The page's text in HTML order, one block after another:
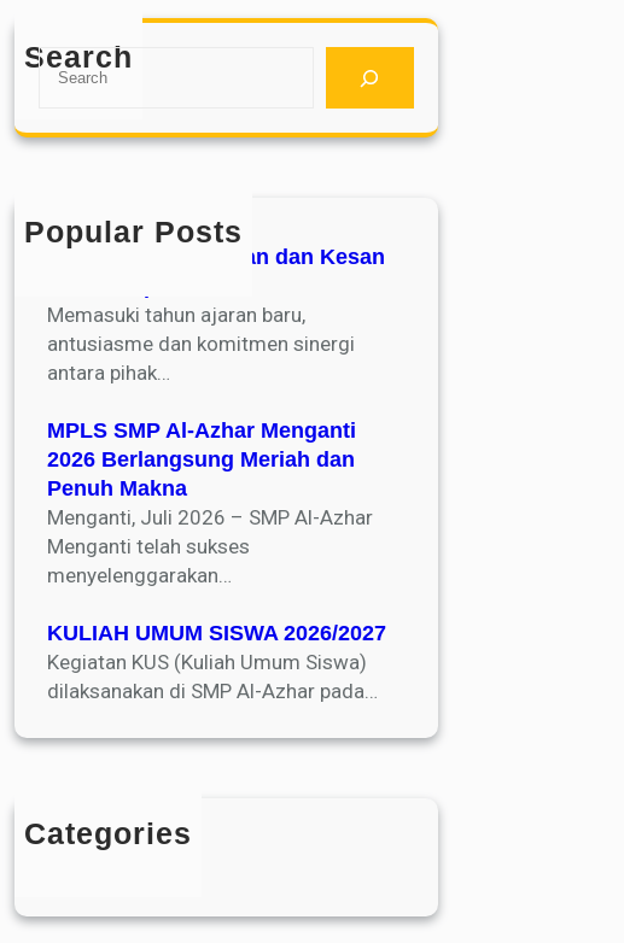
Search
Popular Posts
Parent Talk : Harapan dan Kesan
Memasuki tahun ajaran baru,
antusiasme dan komitmen sinergi
antara pihak…
MPLS SMP Al-Azhar Menganti
2026 Berlangsung Meriah dan
Penuh Makna
Menganti, Juli 2026 – SMP Al-Azhar
Menganti telah sukses
menyelenggarakan…
KULIAH UMUM SISWA 2026/2027
Kegiatan KUS (Kuliah Umum Siswa)
dilaksanakan di SMP Al-Azhar pada…
Categories
Blog